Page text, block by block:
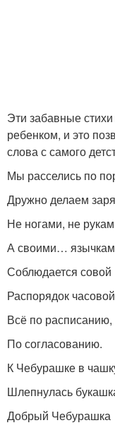
Эти забавные
ребенком, и это
слова с самого
Мы расселись по
Дружно делаем
Не ногами, не
А своими…
Соблюдается совой
Распорядок
Всё по расписанию,
По согласованию.
К Чебурашке в
Шлепнулась
Добрый Чебурашка